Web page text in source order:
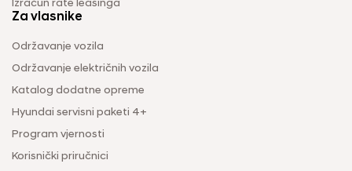
Izračun rate leasinga
Za vlasnike
Održavanje vozila
Održavanje električnih vozila
Katalog dodatne opreme
Hyundai servisni paketi 4+
Program vjernosti
Korisnički priručnici